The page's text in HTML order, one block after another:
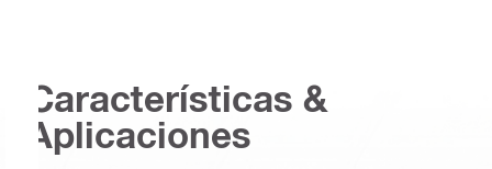
Características &
Aplicaciones